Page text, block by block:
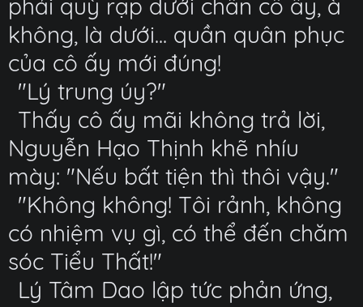
phải quỳ rạp dưới chân cô ấy, à
không, là dưới... quần quân phục
của cô ấy mới đúng!
"Lý trung úy?"
Thấy cô ấy mãi không trả lời,
Nguyễn Hạo Thịnh khẽ nhíu
mày: "Nếu bất tiện thì thôi vậy."
"Không không! Tôi rảnh, không
có nhiệm vụ gì, có thể đến chăm
sóc Tiểu Thất!"
Lý Tâm Dao lập tức phản ứng,